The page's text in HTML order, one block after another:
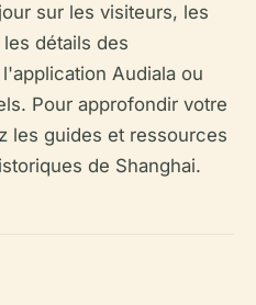
sur les visiteurs, les
détails des
Audiala ou
Pour approfondir votre
les guides et ressources
de Shanghai.